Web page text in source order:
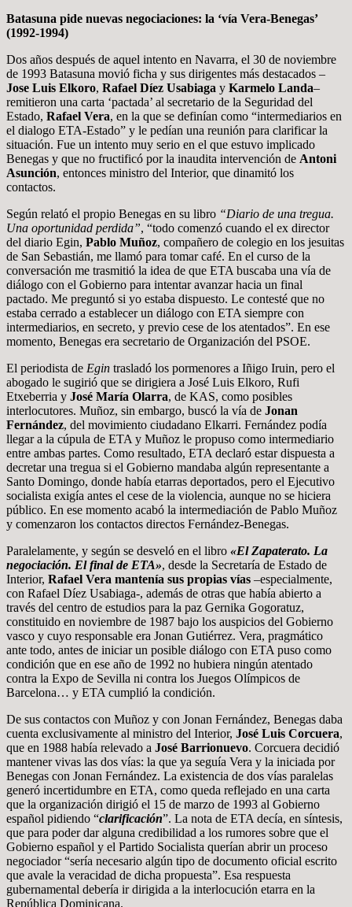
Batasuna pide nuevas negociaciones: la ‘vía Vera-Benegas’
(1992-1994)
Dos años después de aquel intento en Navarra, el 30 de noviembre
de 1993 Batasuna movió ficha y sus dirigentes más destacados –
Jose Luis Elkoro, Rafael Díez Usabiaga y Karmelo Landa–
remitieron una carta ‘pactada’ al secretario de la Seguridad del
Estado, Rafael Vera, en la que se definían como “intermediarios en
el dialogo ETA-Estado” y le pedían una reunión para clarificar la
situación. Fue un intento muy serio en el que estuvo implicado
Benegas y que no fructificó por la inaudita intervención de Antoni
Asunción, entonces ministro del Interior, que dinamitó los
contactos.
Según relató el propio Benegas en su libro “Diario de una tregua.
Una oportunidad perdida”, “todo comenzó cuando el ex director
del diario Egin, Pablo Muñoz, compañero de colegio en los jesuitas
de San Sebastián, me llamó para tomar café. En el curso de la
conversación me trasmitió la idea de que ETA buscaba una vía de
diálogo con el Gobierno para intentar avanzar hacia un final
pactado. Me preguntó si yo estaba dispuesto. Le contesté que no
estaba cerrado a establecer un diálogo con ETA siempre con
intermediarios, en secreto, y previo cese de los atentados”. En ese
momento, Benegas era secretario de Organización del PSOE.
El periodista de Egin trasladó los pormenores a Iñigo Iruin, pero el
abogado le sugirió que se dirigiera a José Luis Elkoro, Rufi
Etxeberria y José María Olarra, de KAS, como posibles
interlocutores. Muñoz, sin embargo, buscó la vía de Jonan
Fernández, del movimiento ciudadano Elkarri. Fernández podía
llegar a la cúpula de ETA y Muñoz le propuso como intermediario
entre ambas partes. Como resultado, ETA declaró estar dispuesta a
decretar una tregua si el Gobierno mandaba algún representante a
Santo Domingo, donde había etarras deportados, pero el Ejecutivo
socialista exigía antes el cese de la violencia, aunque no se hiciera
público. En ese momento acabó la intermediación de Pablo Muñoz
y comenzaron los contactos directos Fernández-Benegas.
Paralelamente, y según se desveló en el libro «El Zapaterato. La
negociación. El final de ETA», desde la Secretaría de Estado de
Interior, Rafael Vera mantenía sus propias vías –especialmente,
con Rafael Díez Usabiaga-, además de otras que había abierto a
través del centro de estudios para la paz Gernika Gogoratuz,
constituido en noviembre de 1987 bajo los auspicios del Gobierno
vasco y cuyo responsable era Jonan Gutiérrez. Vera, pragmático
ante todo, antes de iniciar un posible diálogo con ETA puso como
condición que en ese año de 1992 no hubiera ningún atentado
contra la Expo de Sevilla ni contra los Juegos Olímpicos de
Barcelona… y ETA cumplió la condición.
De sus contactos con Muñoz y con Jonan Fernández, Benegas daba
cuenta exclusivamente al ministro del Interior, José Luis Corcuera,
que en 1988 había relevado a José Barrionuevo. Corcuera decidió
mantener vivas las dos vías: la que ya seguía Vera y la iniciada por
Benegas con Jonan Fernández. La existencia de dos vías paralelas
generó incertidumbre en ETA, como queda reflejado en una carta
que la organización dirigió el 15 de marzo de 1993 al Gobierno
español pidiendo “clarificación”. La nota de ETA decía, en síntesis,
que para poder dar alguna credibilidad a los rumores sobre que el
Gobierno español y el Partido Socialista querían abrir un proceso
negociador “sería necesario algún tipo de documento oficial escrito
que avale la veracidad de dicha propuesta”. Esa respuesta
gubernamental debería ir dirigida a la interlocución etarra en la
República Dominicana.